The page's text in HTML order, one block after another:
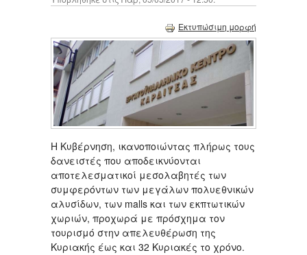
Εκτυπώσιμη μορφή
Η Κυβέρνηση, ικανοποιώντας πλήρως τους
δανειστές που αποδεικνύονται
αποτελεσματικοί μεσολαβητές των
συμφερόντων των μεγάλων πολυεθνικών
αλυσίδων, των malls και των εκπτωτικών
χωριών, προχωρά με πρόσχημα τον
τουρισμό στην απελευθέρωση της
Κυριακής έως και 32 Κυριακές το χρόνο.